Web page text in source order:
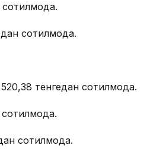
сотилмоқда.
тенгедан сотилмоқда.
сотилмоқда.